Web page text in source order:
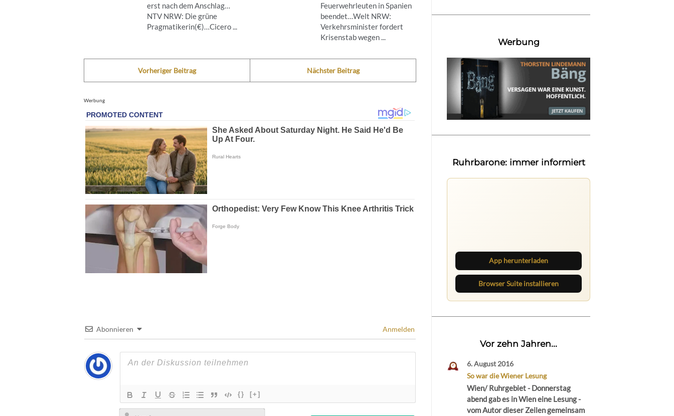
erst nach dem Anschlag…
NTV NRW: Die grüne
Pragmatikerin(€)…Cicero ...
Feuerwehrleuten in Spanien
beendet…Welt NRW:
Verkehrsminister fordert
Krisenstab wegen ...
Vorheriger Beitrag Nächster Beitrag
Werbung
Abonnieren Anmelden
{} [+]
Werbung
Ruhrbarone: immer informiert
App herunterladen
Browser Suite installieren
Vor zehn Jahren...
6. August 2016
So war die Wiener Lesung
Wien/ Ruhrgebiet - Donnerstag
abend gab es in Wien eine Lesung -
vom Autor dieser Zeilen gemeinsam